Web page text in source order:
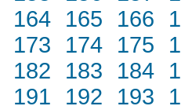
164 165 166
173 174 175
182 183 184
191 192 193